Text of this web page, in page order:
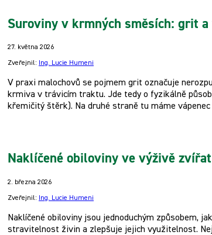
Suroviny v krmných směsích: grit a
27. května 2026
Zveřejnil: Ing. Lucie Humeni
V praxi malochovů se pojmem grit označuje
krmiva v trávicím traktu. Jde tedy o fyzikálně
křemičitý štěrk). Na druhé straně tu máme
Naklíčené obiloviny ve výživě zvířat
2. března 2026
Zveřejnil: Ing. Lucie Humeni
Naklíčené obiloviny jsou jednoduchým způsobem,
stravitelnost živin a zlepšuje jejich využitelnost.